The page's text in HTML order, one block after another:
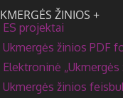
ŽINIOS +
ES projektai
Ukmergės žinios PDF
Elektroninė „Ukmergės
Ukmergės žinios